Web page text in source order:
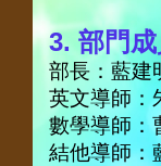
3. 部門成
部長：藍建
英文導師：
數學導師：
結他導師：